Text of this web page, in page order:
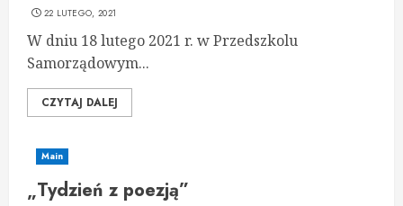
22 LUTEGO, 2021
W dniu 18 lutego 2021 r. w Przedszkolu
Samorządowym...
CZYTAJ DALEJ
Main
„Tydzień z poezją”